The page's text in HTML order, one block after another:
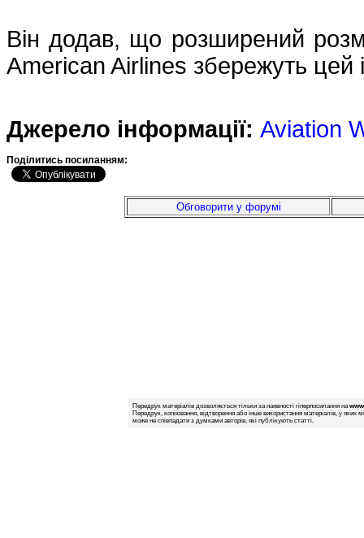
Він додав, що розширений
American Airlines збережуть цей
Джерело інформації: Aviation
Подiлитись посиланням:
Обговорити у форумі
Передрук матеріалів дозволяється тільки за наявності гіперпосилання на
Передрук, копіювання, відтворення або інше використання матеріалів, у яких
може не співпадати з думками авторів, які публікують статті.